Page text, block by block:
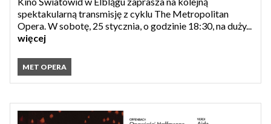
spektakularną transmisję z cyklu The Metropolitan
Opera. W sobotę, 25 stycznia, o godzinie 18:30, na duży...
więcej
MET OPERA